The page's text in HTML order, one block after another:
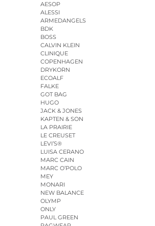
AESOP
ALESSI
ARMEDANGELS
BDK
BOSS
CALVIN KLEIN
CLINIQUE
COPENHAGEN
DRYKORN
ECOALF
FALKE
GOT BAG
HUGO
JACK & JONES
KAPTEN & SON
LA PRAIRIE
LE CREUSET
LEVI’S®
LUISA CERANO
MARC CAIN
MARC O’POLO
MEY
MONARI
NEW BALANCE
OLYMP
ONLY
PAUL GREEN